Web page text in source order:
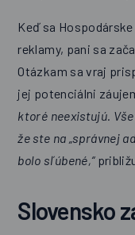
Keď sa
reklamy, pani sa
Otázkam sa vraj
jej potenciálni
ktoré neexistujú.
že ste na „správnej
bolo sľúbené,“
Slovensko